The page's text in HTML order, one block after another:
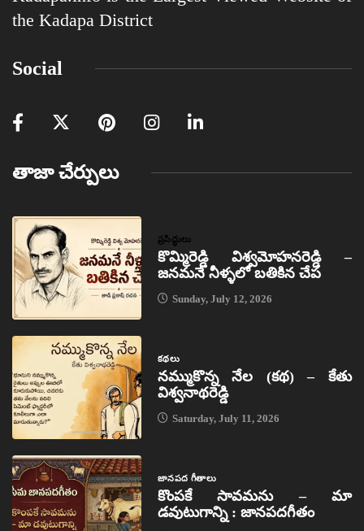
the Kadapa District
Social
తాజా చేర్పులు
ప్రసిద్ధులు
కొమ్మిరెడ్డి విశ్వమోహనరెడ్డి –
జనమనే నీళ్ళలో బతికిన చేప
Sunday, July 12, 2026
కథలు
నమ్ముకొన్న నేల (కథ) – కేతు
విశ్వనాథరెడ్డి
Saturday, July 11, 2026
జానపద గీతాలు
కొంపకే సావమను – మా
డవుటుగాన్ని : జానపదగీతం